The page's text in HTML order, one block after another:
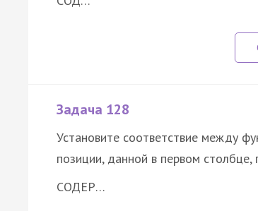
Задача 128
Установите соответствие между
позиции, данной в первом
СОДЕР…